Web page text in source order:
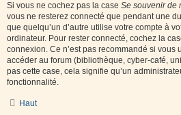
Si vous ne cochez pas la case Se souvenir de
vous ne resterez connecté que pendant une
que quelqu’un d’autre utilise votre compte à
ordinateur. Pour rester connecté, cochez la
connexion. Ce n’est pas recommandé si
accéder au forum (bibliothèque, cyber-café,
pas cette case, cela signifie qu’un
fonctionnalité.
Haut